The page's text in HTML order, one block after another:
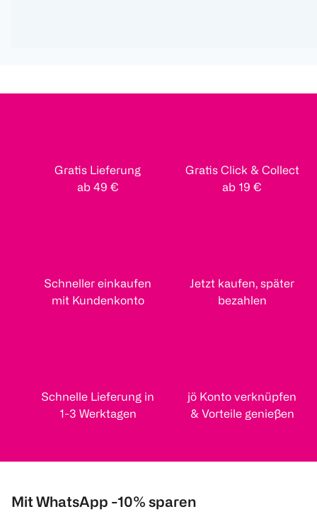
Gratis Lieferung
ab 49 €
Gratis Click & Collect
ab 19 €
Schneller einkaufen
mit Kundenkonto
Jetzt kaufen, später
bezahlen
Schnelle Lieferung in
1-3 Werktagen
jö Konto verknüpfen
& Vorteile genießen
Mit WhatsApp -10% sparen